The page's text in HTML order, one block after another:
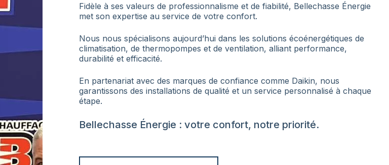
Fidèle à ses valeurs de professionnalisme et de fiabilité, Bellechasse Énergie
met son expertise au service de votre confort.
Nous nous spécialisons aujourd’hui dans les solutions écoénergétiques de
climatisation, de thermopompes et de ventilation, alliant performance,
durabilité et efficacité.
En partenariat avec des marques de confiance comme Daikin, nous
garantissons des installations de qualité et un service personnalisé à chaque
étape.
Bellechasse Énergie : votre confort, notre priorité.